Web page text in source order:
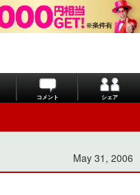
コメント シェア
May 31, 2006